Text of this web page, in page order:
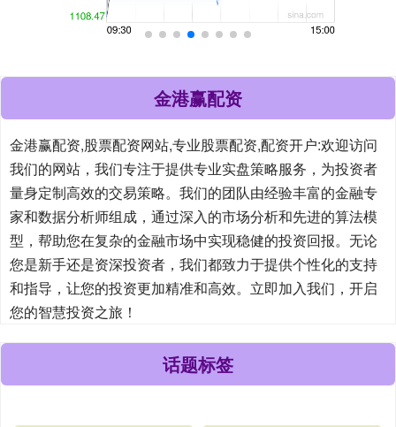
金港赢配资
金港赢配资,股票配资网站,专业股票配资,配资开户:欢迎访问
我们的网站，我们专注于提供专业实盘策略服务，为投资者
量身定制高效的交易策略。我们的团队由经验丰富的金融专
家和数据分析师组成，通过深入的市场分析和先进的算法模
型，帮助您在复杂的金融市场中实现稳健的投资回报。无论
您是新手还是资深投资者，我们都致力于提供个性化的支持
和指导，让您的投资更加精准和高效。立即加入我们，开启
您的智慧投资之旅！
话题标签